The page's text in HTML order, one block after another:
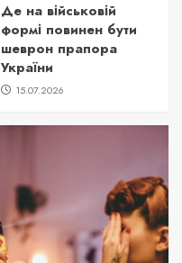
Де на військовій
формі повинен бути
шеврон прапора
України
15.07.2026